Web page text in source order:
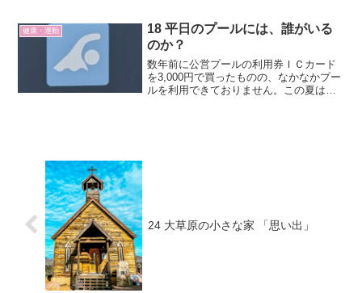
入れて、水は毎朝取り替...
健康・運動
18 平日のプールには、誰がいる
のか？
数年前に公営プールの利用券ＩＣカード
を3,000円で買ったものの、なかなかプー
ルを利用できておりません。この夏は今
24 大草原の小さな家 「思い出」